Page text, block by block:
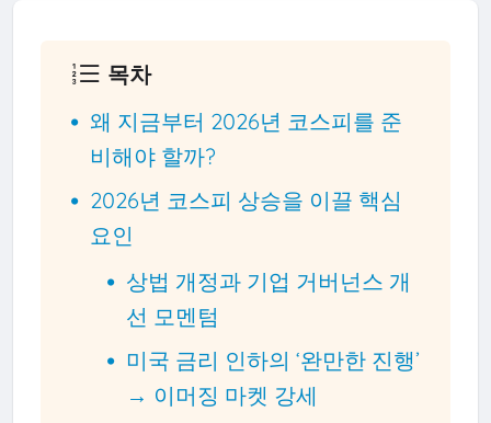
목차
왜 지금부터 2026년 코스피를 준
비해야 할까?
2026년 코스피 상승을 이끌 핵심
요인
상법 개정과 기업 거버넌스 개
선 모멘텀
미국 금리 인하의 ‘완만한 진행’
→ 이머징 마켓 강세